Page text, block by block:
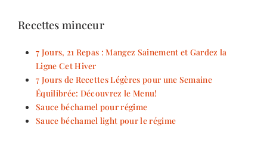
Recettes minceur
7 Jours, 21 Repas : Mangez Sainement et Gardez la
Ligne Cet Hiver
7 Jours de Recettes Légères pour une Semaine
Équilibrée: Découvrez le Menu!
Sauce béchamel pour régime
Sauce béchamel light pour le régime